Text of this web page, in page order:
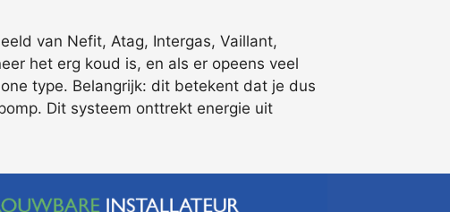
van Nefit, Atag, Intergas, Vaillant,
het erg koud is, en als er opeens veel
type. Belangrijk: dit betekent dat je dus
Dit systeem onttrekt energie uit